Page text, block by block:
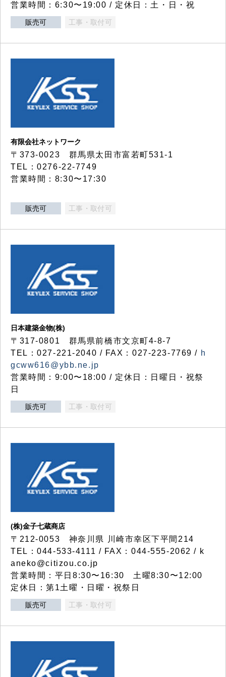
営業時間：6:30〜19:00 / 定休日：土・日・祝
販売可 工事・取付可
有限会社ネットワーク
〒373-0023 群馬県太田市富若町531-1
TEL：0276-22-7749
営業時間：8:30〜17:30
販売可 工事・取付可
日本建築金物(株)
〒317‐0801 群馬県前橋市文京町4-8-7
TEL：027-221-2040 / FAX：027-223-7769 / h
gcww616@ybb.ne.jp
営業時間：9:00〜18:00 / 定休日：日曜日・祝祭
日
販売可 工事・取付可
(株)金子七蔵商店
〒212-0053 神奈川県 川崎市幸区下平間214
TEL：044-533-4111 / FAX：044-555-2062 / k
aneko@citizou.co.jp
営業時間：平日8:30〜16:30 土曜8:30〜12:00
定休日：第1土曜・日曜・祝祭日
販売可 工事・取付可